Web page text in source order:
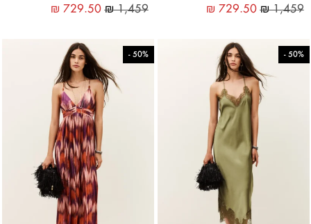
₪1,459
₪ 729.50
₪1,459
₪ 729.50
50%
-
50%
-